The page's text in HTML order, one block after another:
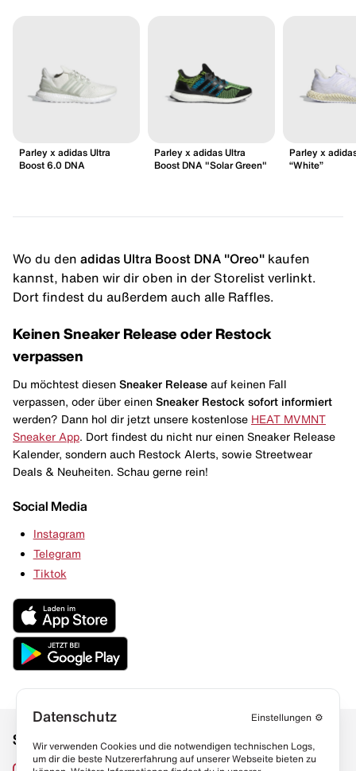
Parley x adidas Ultra
Boost 6.0 DNA
Parley x adidas Ultra
Boost DNA "Solar Green"
Parley x
“White”
Wo du den adidas Ultra Boost DNA "Oreo" kaufen
kannst, haben wir dir oben in der Storelist verlinkt.
Dort findest du außerdem auch alle Raffles.
Keinen Sneaker Release oder Restock
verpassen
Du möchtest diesen Sneaker Release auf keinen Fall
verpassen, oder über einen Sneaker Restock sofort informiert
werden? Dann hol dir jetzt unsere kostenlose HEAT MVMNT
Sneaker App . Dort findest du nicht nur einen Sneaker Release
Kalender, sondern auch Restock Alerts, sowie Streetwear
Deals & Neuheiten. Schau gerne rein!
Social Media
Instagram
Telegram
Tiktok
Social Media Links
Datenschutz Einstellungen ⚙️
Wir verwenden Cookies und die notwendigen technischen Logs,
um dir die beste Nutzererfahrung auf unserer Webseite bieten zu